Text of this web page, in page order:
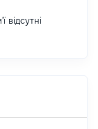
відсутні